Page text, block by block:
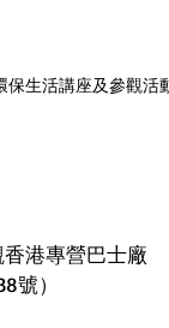
生活講座及參觀活
港專營巴士廠
號）